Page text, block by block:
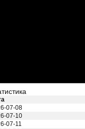
07-08
07-10
07-11